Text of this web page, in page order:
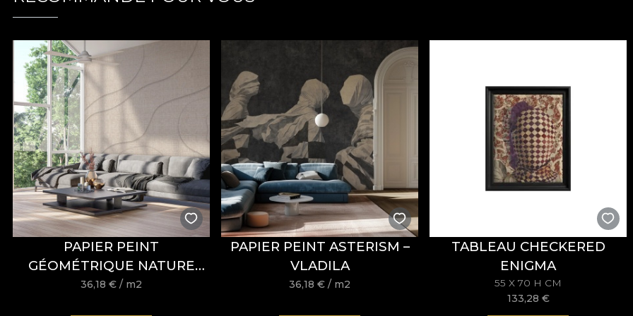
VELVET est un matériau tricoté à la texture douce et à l’allure sophistiquée, pensé pour des intérieurs où le
Le matériau bénéficie d’un traitement et de propriétés
, ce qui le rend
décoration professionnels. Il est certifié
OEKO-TEX Standard 100et
Avec une largeur de142 ± 3 cm , VELVET offre une bonne résistance à l’usure, avec 60.000 rubsau test
comportement au boulochage, à la friction à sec et à l’humide, ainsi que par sa conformité au test
Type :matériau tricoté
Composition :100% PES
Grammage :300 g/m² ± 5%
Largeur :142 ± 3 cm
Propriétés :Water Repellent, Fire Retardant
Certifications :OEKO-TEX Standard 100, REACH
Résistance à l’abrasion :
60.000 rubs
Entretien :lavage à 30°C, repassage à basse température, sans javellisant, sans essorage par torsion, sans
PAPIER PEINT
GÉOMÉTRIQUE NATURE
HOLD YOUR HUE – VLADILA
36,18€ / m2
PAPIER PEINT ASTERISM –
VLADILA
36,18€ / m2
TABLEAU CHECKERED
ENIGMA
55 X 70 H CM
133,28 €